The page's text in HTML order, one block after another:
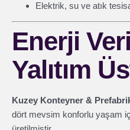
Elektrik, su ve atık
Enerji
Yalıtım
Kuzey Konteyner &
dört mevsim konforlu yaşam